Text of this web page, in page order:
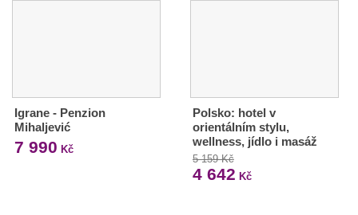
Igrane - Penzion
Mihaljević
7 990 Kč
Polsko: hotel v
orientálním stylu,
wellness, jídlo i masáž
5 159 Kč
4 642 Kč